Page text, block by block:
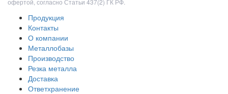
офертой, согласно Статьи 437(2) ГК РФ.
Продукция
Контакты
О компании
Металлобазы
Производство
Резка металла
Доставка
Ответхранение